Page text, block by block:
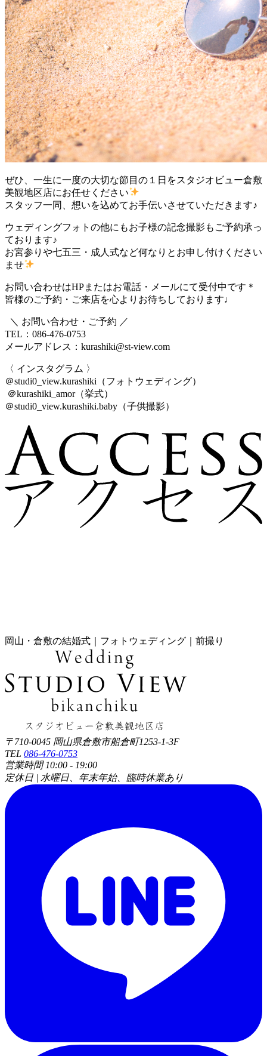
ぜひ、一生に一度の大切な節目の１日をスタジオビュー倉敷
美観地区店にお任せください
スタッフ一同、想いを込めてお手伝いさせていただきます♪
ウェディングフォトの他にもお子様の記念撮影もご予約承っ
ております♪
お宮参りや七五三・成人式など何なりとお申し付けください
ませ
お問い合わせはHPまたはお電話・メールにて受付中です ＊
皆様のご予約・ご来店を心よりお待ちしております♩
＼ お問い合わせ・ご予約 ／
TEL：086-476-0753
メールアドレス：kurashiki@st-view.com
〈 インスタグラム 〉
＠studi0_view.kurashiki（フォトウェディング）
＠kurashiki_amor（挙式）
＠studi0_view.kurashiki.baby（子供撮影）
岡山・倉敷の結婚式｜フォトウェディング｜前撮り
〒710-0045 岡山県倉敷市船倉町1253-1-3F
TEL 086-476-0753
営業時間 10:00 - 19:00
定休日 | 水曜日、年末年始、臨時休業あり